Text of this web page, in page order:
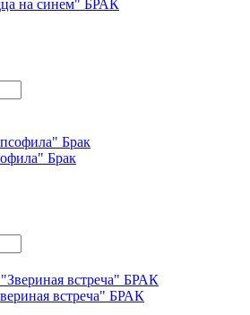
на синем" БРАК
Брак
встреча" БРАК